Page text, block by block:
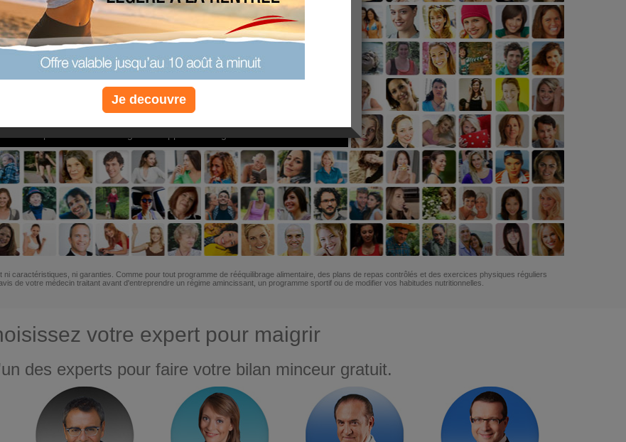
PLUS PLUS
SANTÉ
PLUS
COACHING
Non, je préfère le régime gratuit
caractéristiques, ni garanties. Comme pour tout programme de rééquilibrage alimentaire, des plans de repas contrôlés et des exercices physiques réguliers
de votre médecin traitant avant d'entreprendre un régime amincissant, un programme sportif ou de modifier vos habitudes nutritionnelles.
votre expert pour maigrir
des experts pour faire votre bilan minceur gratuit.
Je decouvre